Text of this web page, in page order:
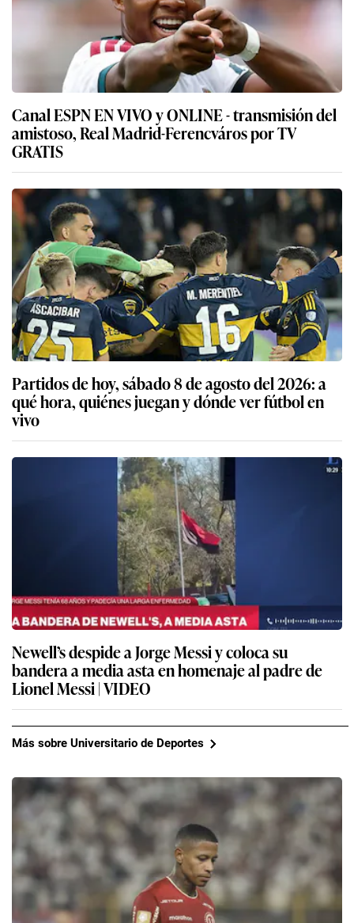
Canal ESPN EN VIVO y ONLINE - transmisión del
amistoso, Real Madrid-Ferencváros por TV
GRATIS
Partidos de hoy, sábado 8 de agosto del 2026: a
qué hora, quiénes juegan y dónde ver fútbol en
vivo
Newell’s despide a Jorge Messi y coloca su
bandera a media asta en homenaje al padre de
Lionel Messi | VIDEO
Más sobre Universitario de Deportes